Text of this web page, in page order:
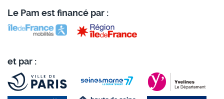
Le Pam est financé par :
et par :